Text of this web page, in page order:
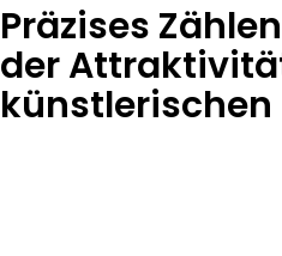
Präzises
der
künstlerischen